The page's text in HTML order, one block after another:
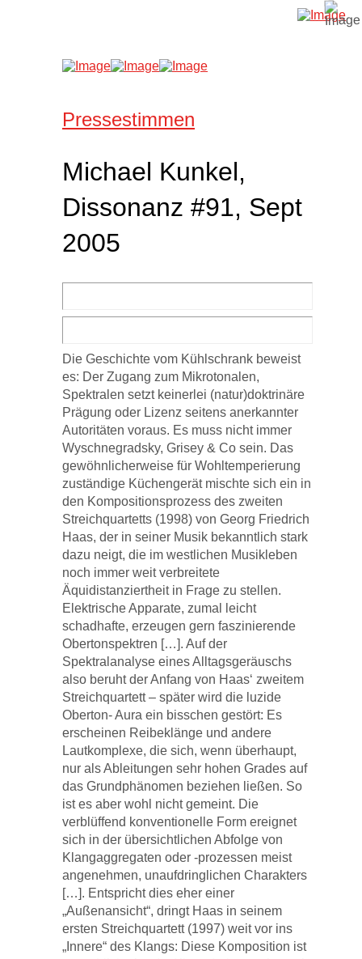
Pressestimmen
Michael Kunkel,
Dissonanz #91, Sept
2005
Die Geschichte vom Kühlschrank beweist
es: Der Zugang zum Mikrotonalen,
Spektralen setzt keinerlei (natur)doktrinäre
Prägung oder Lizenz seitens anerkannter
Autoritäten voraus. Es muss nicht immer
Wyschnegradsky, Grisey & Co sein. Das
gewöhnlicherweise für Wohltemperierung
zuständige Küchengerät mischte sich ein in
den Kompositionsprozess des zweiten
Streichquartetts (1998) von Georg Friedrich
Haas, der in seiner Musik bekanntlich stark
dazu neigt, die im westlichen Musikleben
noch immer weit verbreitete
Äquidistanziertheit in Frage zu stellen.
Elektrische Apparate, zumal leicht
schadhafte, erzeugen gern faszinierende
Obertonspektren […]. Auf der
Spektralanalyse eines Alltagsgeräuschs
also beruht der Anfang von Haas‘ zweitem
Streichquartett – später wird die luzide
Oberton- Aura ein bisschen gestört: Es
erscheinen Reibeklänge und andere
Lautkomplexe, die sich, wenn überhaupt,
nur als Ableitungen sehr hohen Grades auf
das Grundphänomen beziehen ließen. So
ist es aber wohl nicht gemeint. Die
verblüffend konventionelle Form ereignet
sich in der übersichtlichen Abfolge von
Klangaggregaten oder -prozessen meist
angenehmen, unaufdringlichen Charakters
[…]. Entspricht dies eher einer
„Außenansicht“, dringt Haas in seinem
ersten Streichquartett (1997) weit vor ins
„Innere“ des Klangs: Diese Komposition ist